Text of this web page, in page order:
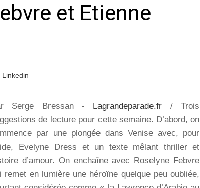
et Etienne
Linkedin
Serge Bressan - Lagrandeparade.fr / Trois
de lecture pour cette semaine. D’abord, on
par une plongée dans Venise avec, pour
Evelyne Dress et un texte mêlant thriller et
d’amour. On enchaîne avec Roselyne Febvre
remet en lumière une héroïne quelque peu oubliée,